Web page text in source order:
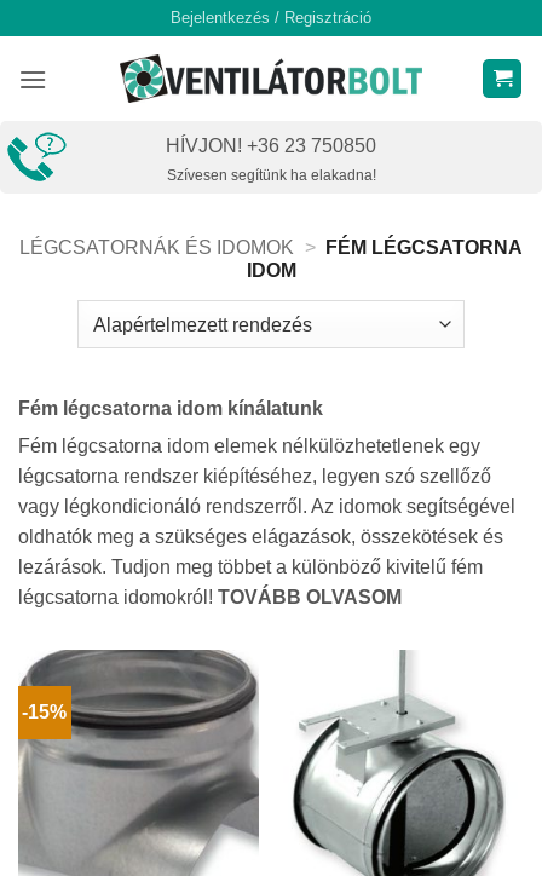
content
Bejelentkezés / Regisztráció
HÍVJON! +36 23 750850
Szívesen segítünk ha elakadna!
LÉGCSATORNÁK ÉS IDOMOK >
FÉM LÉGCSATORNA
IDOM
Fém légcsatorna idom kínálatunk
Fém légcsatorna idom elemek nélkülözhetetlenek egy
légcsatorna rendszer kiépítéséhez, legyen szó szellőző
vagy légkondicionáló rendszerről. Az idomok segítségével
oldhatók meg a szükséges elágazások, összekötések és
lezárások. Tudjon meg többet a különböző kivitelű fém
légcsatorna idomokról! TOVÁBB OLVASOM
-15%